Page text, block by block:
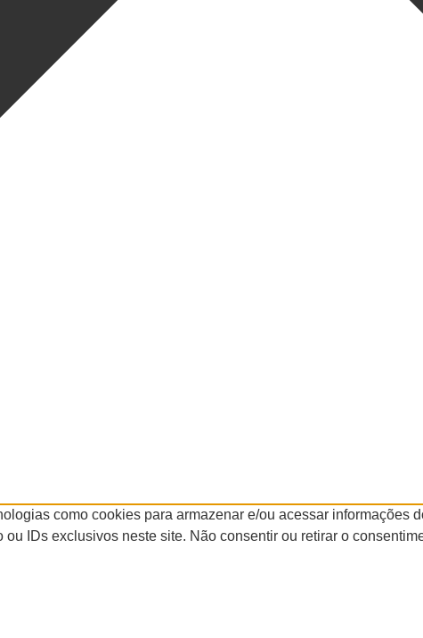
como cookies para armazenar e/ou acessar
IDs exclusivos neste site. Não consentir ou retirar o